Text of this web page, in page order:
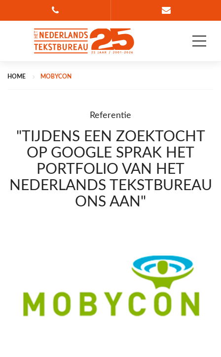
Bel 088 835 78 36 Ga naar
HOME MOBYCON
Referentie
"TIJDENS EEN ZOEKTOCHT
OP GOOGLE SPRAK HET
PORTFOLIO VAN HET
NEDERLANDS TEKSTBUREAU
ONS AAN"